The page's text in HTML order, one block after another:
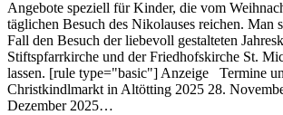
Angebote speziell für Kinder, die vom
täglichen Besuch des Nikolauses reichen. Man
Fall den Besuch der liebevoll gestalteten
Stiftspfarrkirche und der Friedhofskirche St.
lassen. [rule type="basic"] Anzeige Termine
Christkindlmarkt in Altötting 2025 28.
Dezember 2025…